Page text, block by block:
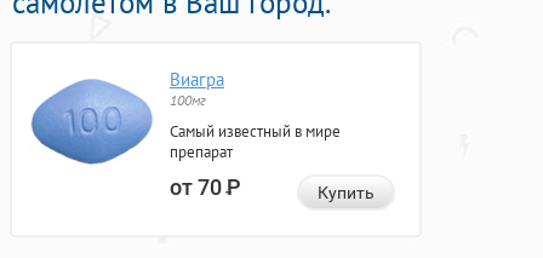
Виагра
100мг
Самый известный в мире
препарат
от 70Р Купить